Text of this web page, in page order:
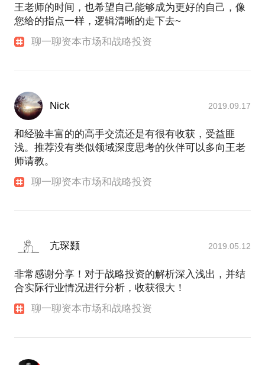
王老师的时间，也希望自己能够成为更好的自己，像
您给的指点一样，逻辑清晰的走下去~
聊一聊资本市场和战略投资
Nick 2019.09.17
和经验丰富的的高手交流还是有很有收获，受益匪
浅。推荐没有类似领域深度思考的伙伴可以多向王老
师请教。
聊一聊资本市场和战略投资
亢琛颢 2019.05.12
非常感谢分享！对于战略投资的解析深入浅出，并结
合实际行业情况进行分析，收获很大！
聊一聊资本市场和战略投资